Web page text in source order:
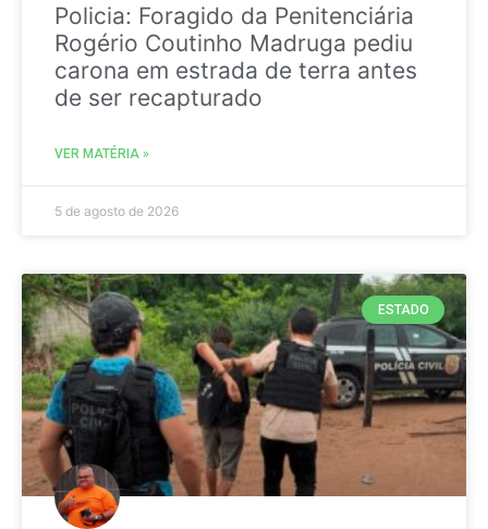
Policia: Foragido da Penitenciária
Rogério Coutinho Madruga pediu
carona em estrada de terra antes
de ser recapturado
VER MATÉRIA »
5 de agosto de 2026
ESTADO